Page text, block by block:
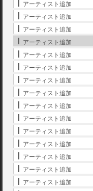
アーティスト追加
アーティスト追加
アーティスト追加
アーティスト追加
アーティスト追加
アーティスト追加
アーティスト追加
アーティスト追加
アーティスト追加
アーティスト追加
アーティスト追加
アーティスト追加
アーティスト追加
アーティスト追加
アーティスト追加